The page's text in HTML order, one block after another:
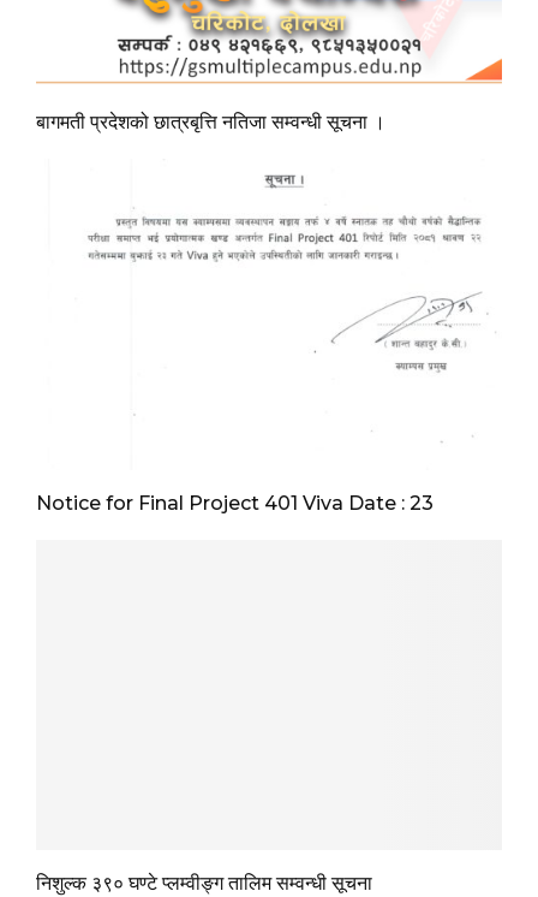
बागमती प्रदेशको छात्रबृत्ति नतिजा सम्वन्धी सूचना ।
Notice for Final Project 401 Viva Date : 23
निशुल्क ३९० घण्टे प्लम्वीङ्ग तालिम सम्वन्धी सूचना